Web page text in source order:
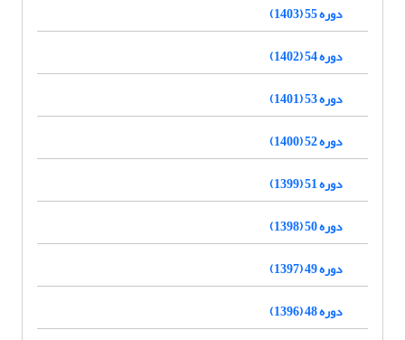
دوره 55 (1403)
دوره 54 (1402)
دوره 53 (1401)
دوره 52 (1400)
دوره 51 (1399)
دوره 50 (1398)
دوره 49 (1397)
دوره 48 (1396)